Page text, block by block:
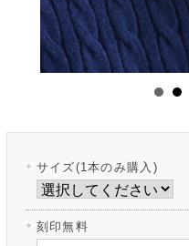
サイズ(1本のみ購入)
刻印無料